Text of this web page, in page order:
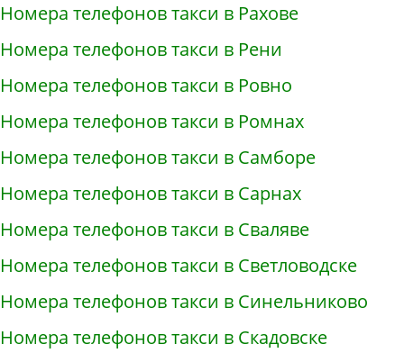
Номера телефонов такси в Рахове
Номера телефонов такси в Рени
Номера телефонов такси в Ровно
Номера телефонов такси в Ромнах
Номера телефонов такси в Самборе
Номера телефонов такси в Сарнах
Номера телефонов такси в Сваляве
Номера телефонов такси в Светловодске
Номера телефонов такси в Синельниково
Номера телефонов такси в Скадовске